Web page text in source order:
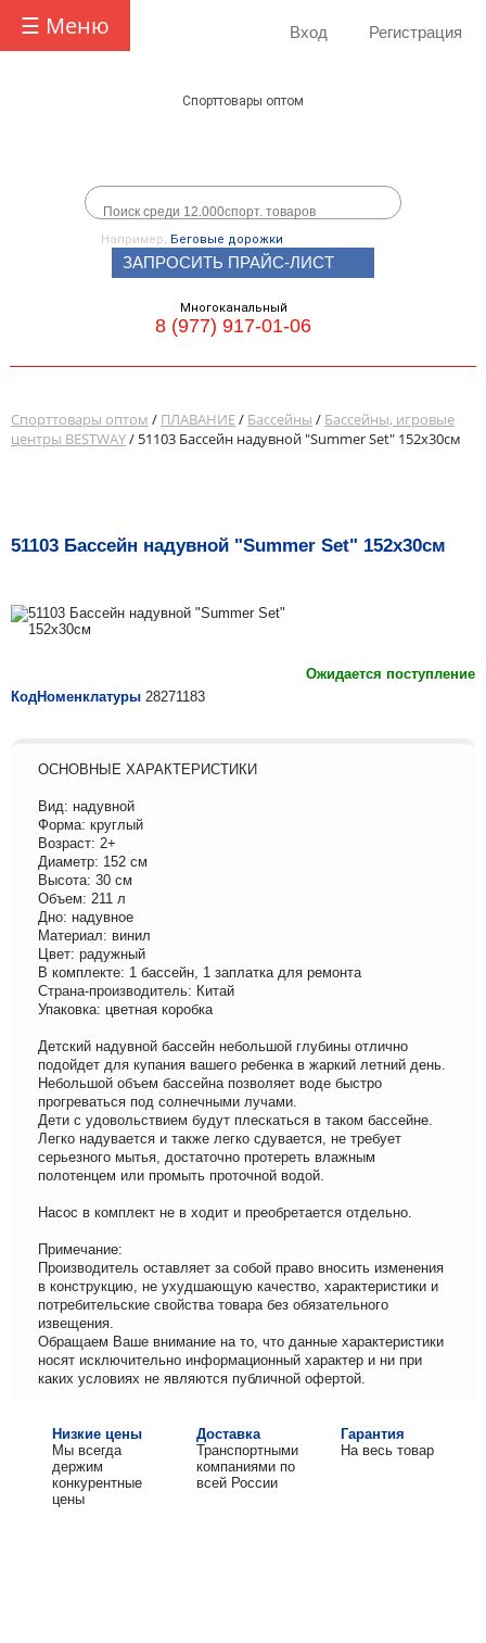
☰ Меню Вход Регистрация
Спорттовары оптом
Например, Беговые дорожки
ЗАПРОСИТЬ ПРАЙС-ЛИСТ
Многоканальный
8 (977) 917-01-06
Спорттовары оптом / ПЛАВАНИЕ/ Бассейны / Бассейны, игровые
центры BESTWAY/ 51103 Бассейн надувной "Summer Set" 152х30см
51103 Бассейн надувной "Summer Set" 152х30см
Ожидается поступление
КодНоменклатуры 28271183
ОСНОВНЫЕ ХАРАКТЕРИСТИКИ
Вид: надувной
Форма: круглый
Возраст: 2+
Диаметр: 152 см
Высота: 30 см
Объем: 211 л
Дно: надувное
Материал: винил
Цвет: радужный
В комплекте: 1 бассейн, 1 заплатка для ремонта
Страна-производитель: Китай
Упаковка: цветная коробка
Детский надувной бассейн небольшой глубины отлично
подойдет для купания вашего ребенка в жаркий летний день.
Небольшой объем бассейна позволяет воде быстро
прогреваться под солнечными лучами.
Дети с удовольствием будут плескаться в таком бассейне.
Легко надувается и также легко сдувается, не требует
серьезного мытья, достаточно протереть влажным
полотенцем или промыть проточной водой.
Насос в комплект не в ходит и преобретается отдельно.
Примечание:
Производитель оставляет за собой право вносить изменения
в конструкцию, не ухудшающую качество, характеристики и
потребительские свойства товара без обязательного
извещения.
Обращаем Ваше внимание на то, что данные характеристики
носят исключительно информационный характер и ни при
каких условиях не являются публичной офертой.
Низкие цены
Мы всегда
держим
конкурентные
цены
Доставка
Транспортными
компаниями по
всей России
Гарантия
На весь товар